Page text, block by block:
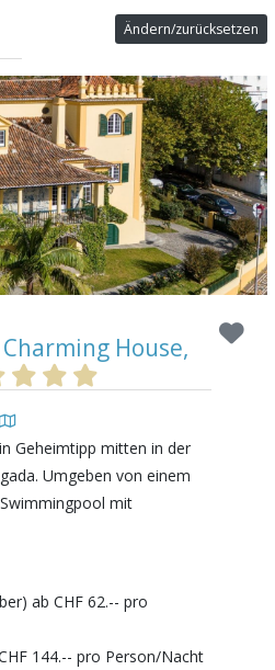
Ändern/zurücksetzen
House,
Geheimtipp mitten in der
Umgeben von einem
mit
ab CHF 62.-- pro
144.-- pro Person/Nacht